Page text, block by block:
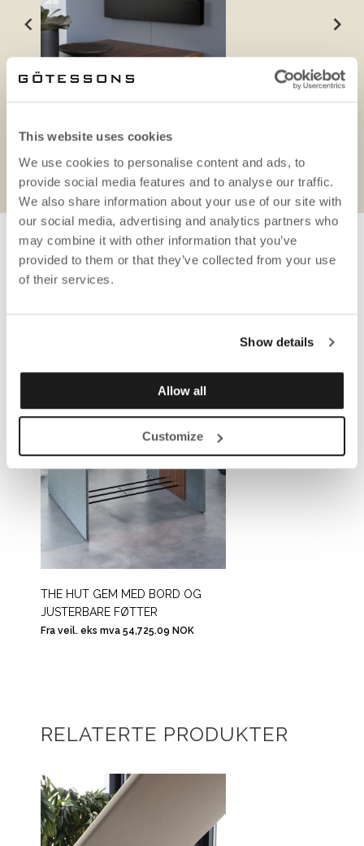
This website uses cookies
We use cookies to personalise content and ads, to
provide social media features and to analyse our traffic.
We also share information about your use of our site with
our social media, advertising and analytics partners who
may combine it with other information that you’ve
provided to them or that they’ve collected from your use
of their services.
Show details
Allow all
Customize
Produktark
NØDVENDIG TILBEHØR
THE HUT GEM MED BORD OG
JUSTERBARE FØTTER
Fra veil. eks mva 54,725.09 NOK
RELATERTE PRODUKTER